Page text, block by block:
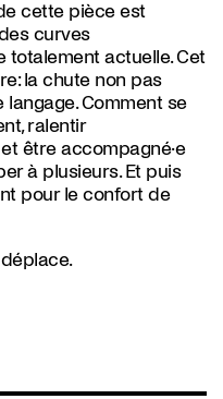
cette pièce est
curves
totalement actuelle. Cet
la chute non pas
Comment se
ralentir
être accompagné·e
à plusieurs. Et puis
pour le confort de